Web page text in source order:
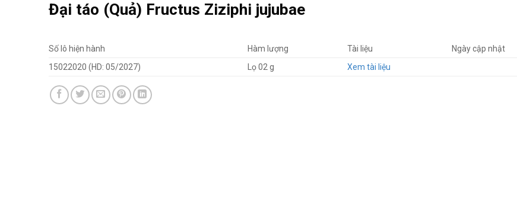
Đại táo (Quả) Fructus Ziziphi jujubae
Số lô hiện hành Hàm lượng Tài liệu
Ngày cập nhật
15022020 (HD: 05/2027)
Lọ 02 g Xem tài liệu